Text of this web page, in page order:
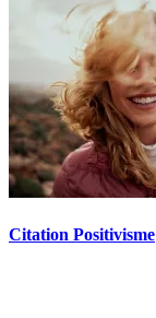
Citation Positivisme